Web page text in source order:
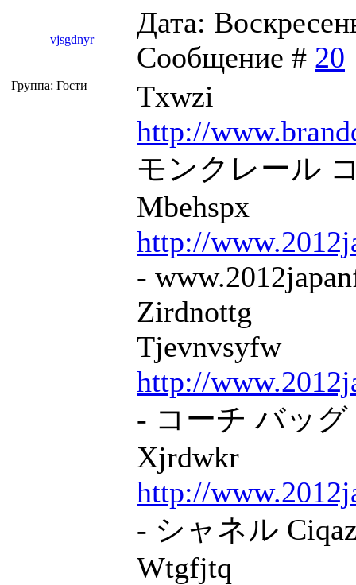
vjsgdnyr
Дата:
Сообщение # 20
Группа: Гости
Txwzi
http://
モンクレール
Mbehspx
http://
-
Zirdnottg
Tjevnvsyfw
http://
- コーチ バッグ
Xjrdwkr
http://
- シャネル
Wtgfjtq